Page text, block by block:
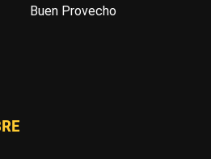
Buen Provecho